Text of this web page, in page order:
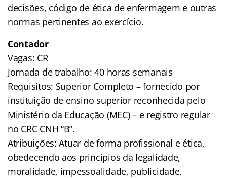
decisões, código de ética de enfermagem e outras
normas pertinentes ao exercício.
Contador
Vagas: CR
Jornada de trabalho: 40 horas semanais
Requisitos: Superior Completo – fornecido por
instituição de ensino superior reconhecida pelo
Ministério da Educação (MEC) – e registro regular
no CRC CNH “B”.
Atribuições: Atuar de forma profissional e ética,
obedecendo aos princípios da legalidade,
moralidade, impessoalidade, publicidade,